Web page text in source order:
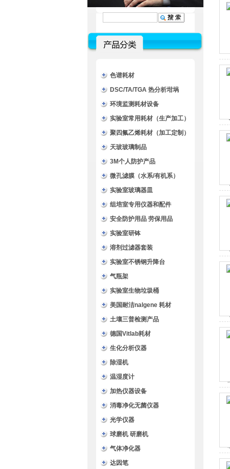
色谱耗材
DSC/TA/TGA 热分析坩埚
环境监测耗材设备
实验室常用耗材（生产加工）
聚四氟乙烯耗材（加工定制）
天玻玻璃制品
3M个人防护产品
微孔滤膜（水系/有机系）
实验室玻璃器皿
组培室专用仪器和配件
安全防护用品 劳保用品
实验室研钵
溶剂过滤器套装
实验室不锈钢升降台
气瓶架
实验室生物垃圾桶
美国耐洁nalgene 耗材
土壤三普检测产品
德国Vitlab耗材
生化分析仪器
除湿机
温湿度计
加热仪器设备
消毒净化无菌仪器
光学仪器
球磨机 研磨机
气体净化器
达因笔